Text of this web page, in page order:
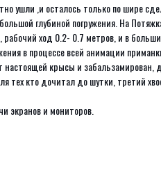
ушли ,и осталось только по шире
глубиной погружения. На
ход 0.2- 0.7 метров, и в
в процессе всей анимации
настоящей крысы и забальзамирован,
тех кто дочитал до шутки, третий
экранов и мониторов.